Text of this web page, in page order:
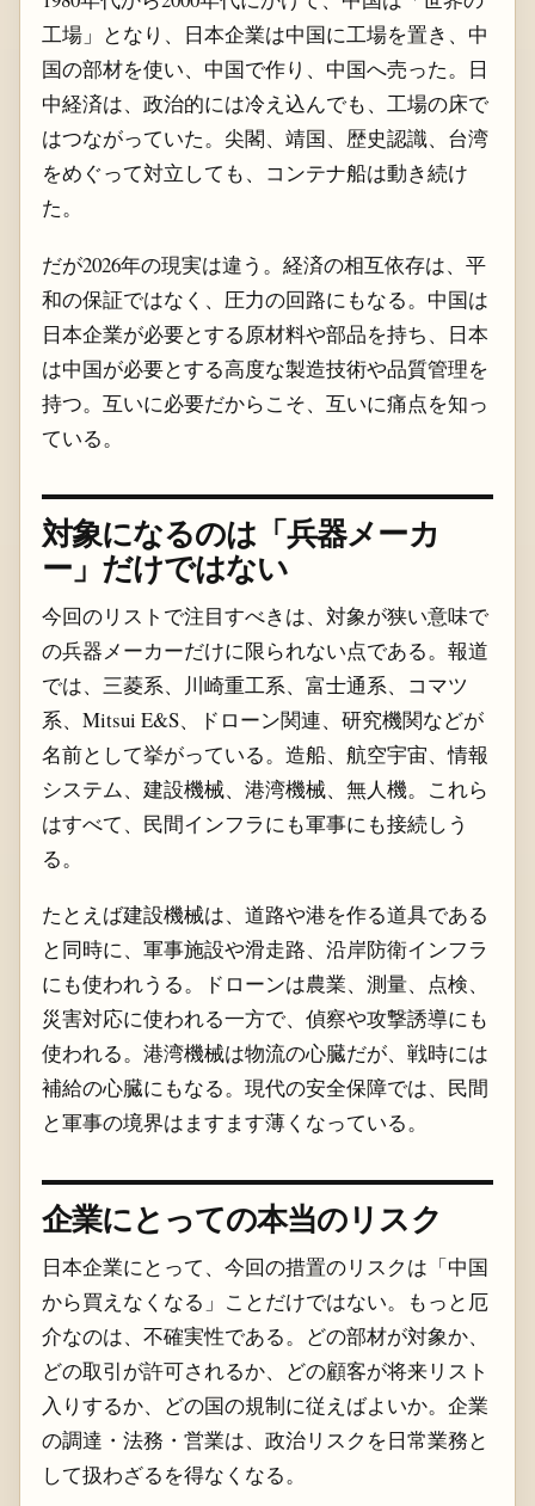
工場」となり、日本企業は中国に工場を置き、中
国の部材を使い、中国で作り、中国へ売った。日
中経済は、政治的には冷え込んでも、工場の床で
はつながっていた。尖閣、靖国、歴史認識、台湾
をめぐって対立しても、コンテナ船は動き続け
た。
だが2026年の現実は違う。経済の相互依存は、平
和の保証ではなく、圧力の回路にもなる。中国は
日本企業が必要とする原材料や部品を持ち、日本
は中国が必要とする高度な製造技術や品質管理を
持つ。互いに必要だからこそ、互いに痛点を知っ
ている。
対象になるのは「兵器メーカ
ー」だけではない
今回のリストで注目すべきは、対象が狭い意味で
の兵器メーカーだけに限られない点である。報道
では、三菱系、川崎重工系、富士通系、コマツ
系、Mitsui E&S、ドローン関連、研究機関などが
名前として挙がっている。造船、航空宇宙、情報
システム、建設機械、港湾機械、無人機。これら
はすべて、民間インフラにも軍事にも接続しう
る。
たとえば建設機械は、道路や港を作る道具である
と同時に、軍事施設や滑走路、沿岸防衛インフラ
にも使われうる。ドローンは農業、測量、点検、
災害対応に使われる一方で、偵察や攻撃誘導にも
使われる。港湾機械は物流の心臓だが、戦時には
補給の心臓にもなる。現代の安全保障では、民間
と軍事の境界はますます薄くなっている。
企業にとっての本当のリスク
日本企業にとって、今回の措置のリスクは「中国
から買えなくなる」ことだけではない。もっと厄
介なのは、不確実性である。どの部材が対象か、
どの取引が許可されるか、どの顧客が将来リスト
入りするか、どの国の規制に従えばよいか。企業
の調達・法務・営業は、政治リスクを日常業務と
して扱わざるを得なくなる。